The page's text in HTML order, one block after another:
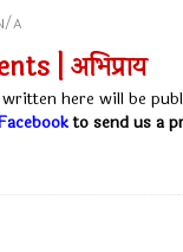
A
| अभिप्राय
here will be
to send us a